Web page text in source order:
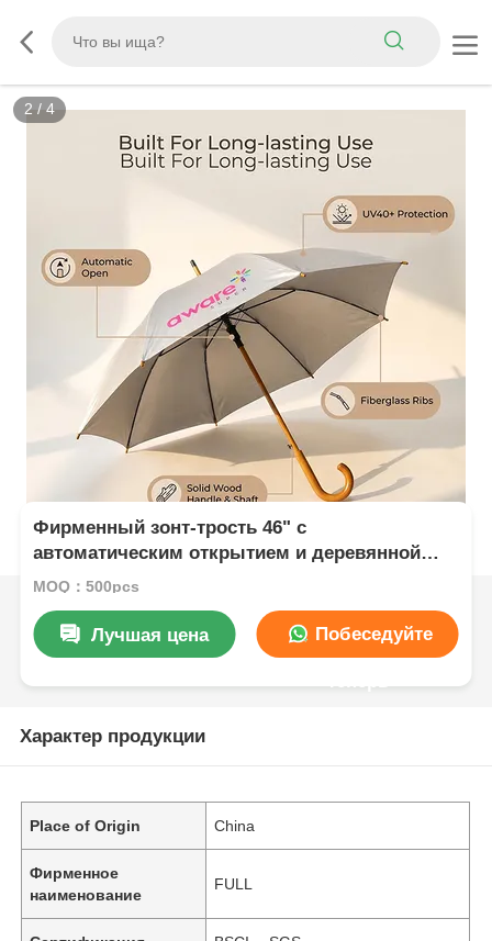
3 / 4
Фирменный зонт-трость 46" с
автоматическим открытием и деревянной
ручкой (защита от УФ-лучей 40+)
MOQ：500pcs
Лучшая цена Побеседуйте
Характер продукции
Place of Origin China
Фирменное
наименование
FULL